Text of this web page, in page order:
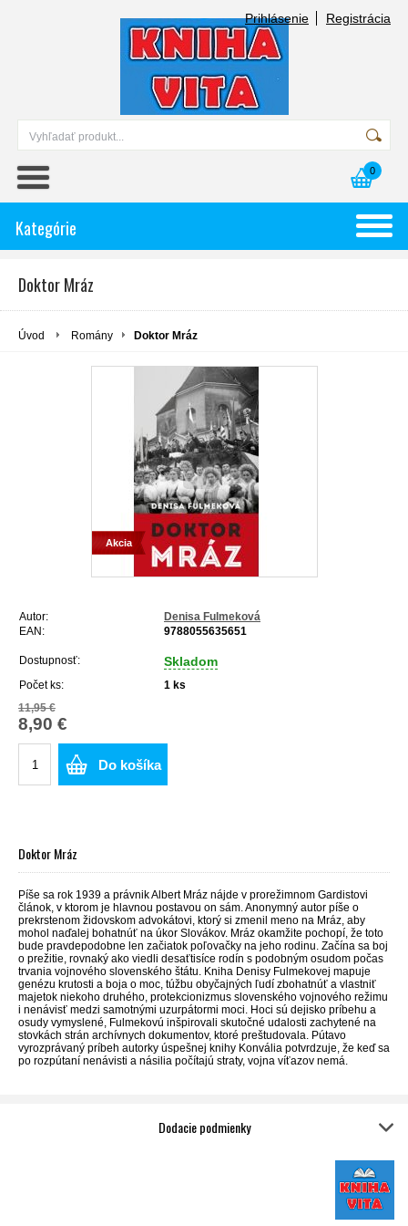
Prihlásenie Registrácia
0
Kategórie
Doktor Mráz
Úvod Romány Doktor Mráz
Akcia
Autor:
Denisa Fulmeková
EAN:
9788055635651
Dostupnosť: Skladom
Počet ks: 1 ks
11,95 €
8,90 €
Do košíka
Doktor Mráz
Píše sa rok 1939 a právnik Albert Mráz nájde v prorežimnom Gardistovi
článok, v ktorom je hlavnou postavou on sám. Anonymný autor píše o
prekrstenom židovskom advokátovi, ktorý si zmenil meno na Mráz, aby
mohol naďalej bohatnúť na úkor Slovákov. Mráz okamžite pochopí, že toto
bude pravdepodobne len začiatok poľovačky na jeho rodinu. Začína sa boj
o prežitie, rovnaký ako viedli desaťtisíce rodín s podobným osudom počas
trvania vojnového slovenského štátu. Kniha Denisy Fulmekovej mapuje
genézu krutosti a boja o moc, túžbu obyčajných ľudí zbohatnúť a vlastniť
majetok niekoho druhého, protekcionizmus slovenského vojnového režimu
i nenávisť medzi samotnými uzurpátormi moci. Hoci sú dejisko príbehu a
osudy vymyslené, Fulmekovú inšpirovali skutočné udalosti zachytené na
stovkách strán archívnych dokumentov, ktoré preštudovala. Pútavo
vyrozprávaný príbeh autorky úspešnej knihy Konvália potvrdzuje, že keď sa
po rozpútaní nenávisti a násilia počítajú straty, vojna víťazov nemá.
Dodacie podmienky